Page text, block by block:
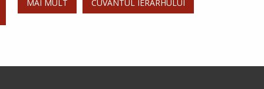
Ap. Romani 15, 30-33
MAI MULT CUVÂNTUL IERARHULUI